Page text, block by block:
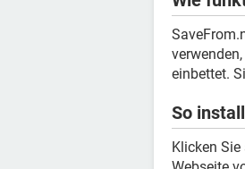
einbettet.
So
Klicken